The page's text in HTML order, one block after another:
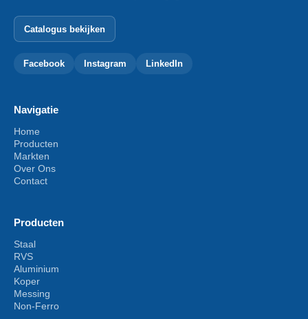
Catalogus bekijken
Facebook Instagram LinkedIn
Navigatie
Home
Producten
Markten
Over Ons
Contact
Producten
Staal
RVS
Aluminium
Koper
Messing
Non-Ferro